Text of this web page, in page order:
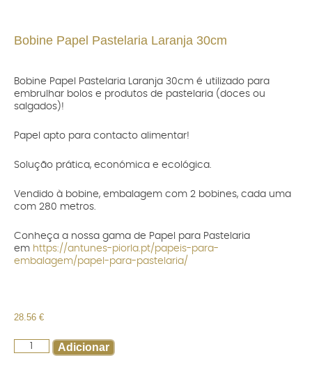
Bobine Papel Pastelaria Laranja 30cm
Bobine Papel Pastelaria Laranja 30cm é utilizado para
embrulhar bolos e produtos de pastelaria (doces ou
salgados)!
Papel apto para contacto alimentar!
Solução prática, económica e ecológica.
Vendido à bobine, embalagem com 2 bobines, cada uma
com 280 metros.
Conheça a nossa gama de Papel para Pastelaria
em https://antunes-piorla.pt/papeis-para-
embalagem/papel-para-pastelaria/
28.56 €
Adicionar